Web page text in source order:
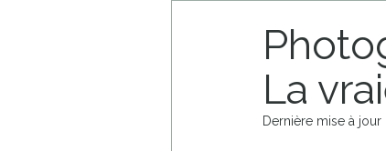
La
Dernière mise à jour :